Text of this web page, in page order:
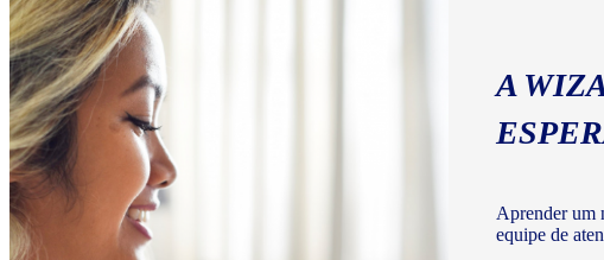
A
Aprender um
equipe de